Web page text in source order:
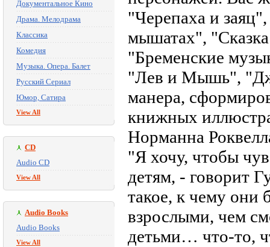
Документальное Кино
Драма. Мелодрама
Классика
Комедия
Музыка. Опера. Балет
Русский Сериал
Юмор, Сатира
View All
CD
Audio CD
View All
Audio Books
Audio Books
View All
"Черепаха и
мышатах",
"Бременские
"Лев и Мышь",
манера,
книжных
Норманна
"Я хочу, чтобы
детям, - говорит
такое, к чему они
взрослыми, чем
детьми… что-то,